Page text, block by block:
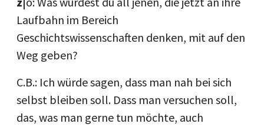
Laufbahn im Bereich
Geschichtswissenschaften denken, mit auf den
Weg geben?
C.B.: Ich würde sagen, dass man nah bei sich
selbst bleiben soll. Dass man versuchen soll,
das, was man gerne tun möchte, auch